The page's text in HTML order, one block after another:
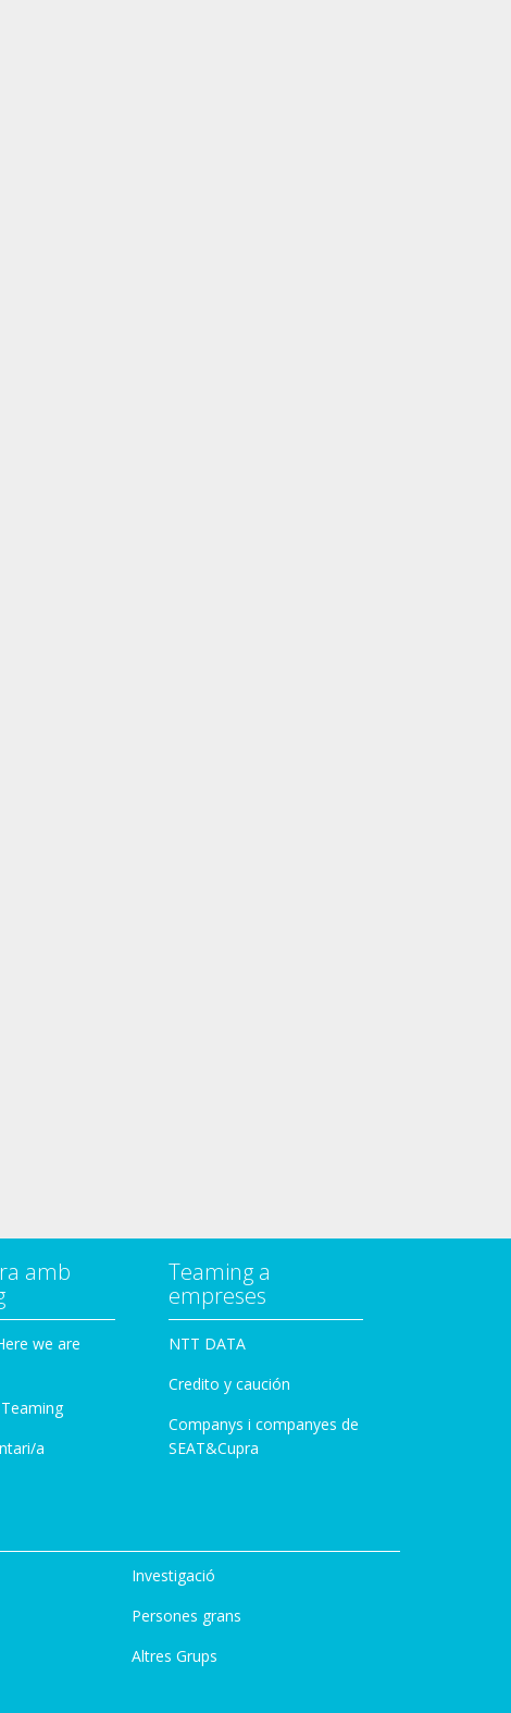
amb
we are
a
Teaming a
empreses
NTT DATA
Credito y caución
Companys i companyes de
SEAT&Cupra
Investigació
Persones grans
Altres Grups